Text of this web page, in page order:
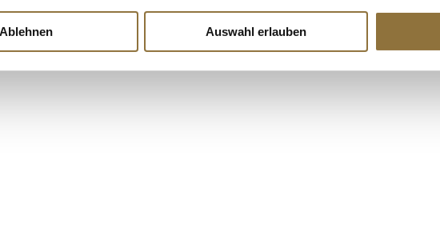
Ablehnen Auswahl erlauben